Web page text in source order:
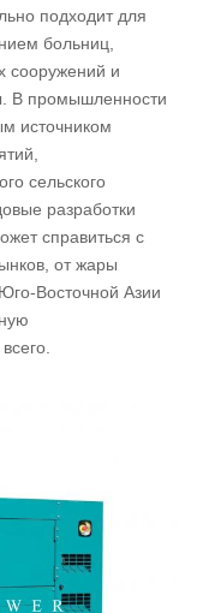
подходит для
больниц,
сооружений и
В промышленности
источником
сельского
разработки
справиться с
от жары
Восточной Азии